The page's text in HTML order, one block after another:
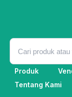
Produk
Tentang Kami